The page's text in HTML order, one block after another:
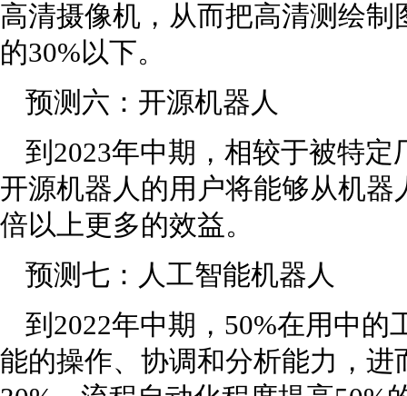
高清摄像机，从而把高清测绘
的30%以下。
预测六：开源机器人
到2023年中期，相较于被特
开源机器人的用户将能够从机
倍以上更多的效益。
预测七：人工智能机器人
到2022年中期，50%在用中
能的操作、协调和分析能力，